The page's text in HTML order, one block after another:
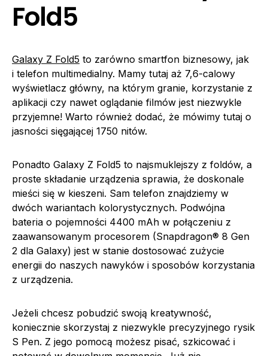
Fold5
Galaxy Z Fold5 to zarówno smartfon biznesowy, jak
i telefon multimedialny. Mamy tutaj aż 7,6-calowy
wyświetlacz główny, na którym granie, korzystanie z
aplikacji czy nawet oglądanie filmów jest niezwykle
przyjemne! Warto również dodać, że mówimy tutaj o
jasności sięgającej 1750 nitów.
Ponadto Galaxy Z Fold5 to najsmuklejszy z foldów, a
proste składanie urządzenia sprawia, że doskonale
mieści się w kieszeni. Sam telefon znajdziemy w
dwóch wariantach kolorystycznych. Podwójna
bateria o pojemności 4400 mAh w połączeniu z
zaawansowanym procesorem (Snapdragon® 8 Gen
2 dla Galaxy) jest w stanie dostosować zużycie
energii do naszych nawyków i sposobów korzystania
z urządzenia.
Jeżeli chcesz pobudzić swoją kreatywność,
koniecznie skorzystaj z niezwykle precyzyjnego rysik
S Pen. Z jego pomocą możesz pisać, szkicować i